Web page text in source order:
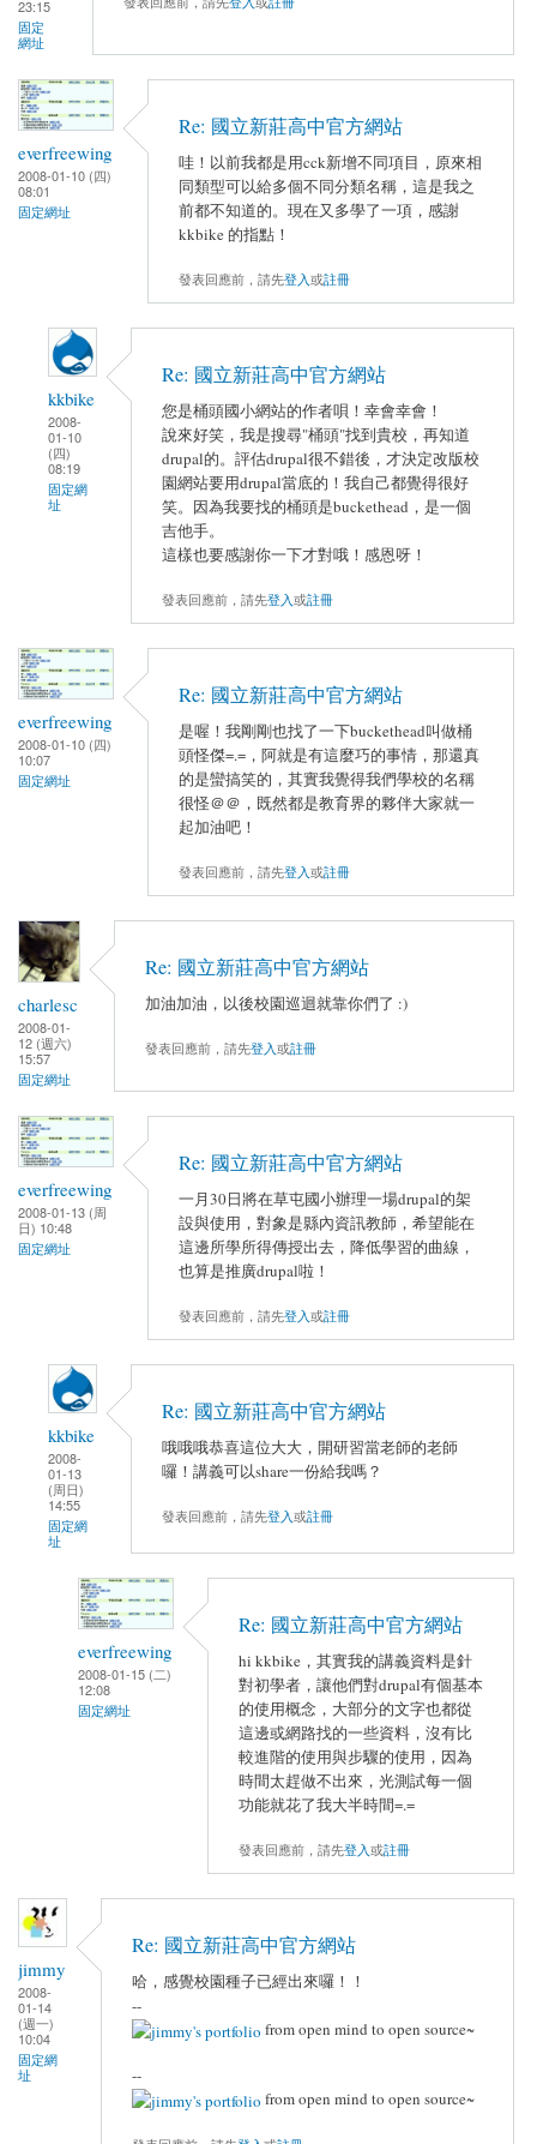
23:15
固定
網址
everfreewing
2008-01-10 (四)
08:01
固定網址
Re: 國立新莊高中官方網站
哇！以前我都是用cck新增不同項目，原來相
同類型可以給多個不同分類名稱，這是我之
前都不知道的。現在又多學了一項，感謝
kkbike 的指點！
發表回應前，請先登入或註冊
kkbike
2008-
01-10
(四)
08:19
固定網
址
Re: 國立新莊高中官方網站
您是桶頭國小網站的作者唄！幸會幸會！
說來好笑，我是搜尋"桶頭"找到貴校，再知道
drupal的。評估drupal很不錯後，才決定改版校
園網站要用drupal當底的！我自己都覺得很好
笑。因為我要找的桶頭是buckethead，是一個
吉他手。
這樣也要感謝你一下才對哦！感恩呀！
發表回應前，請先登入或註冊
everfreewing
2008-01-10 (四)
10:07
固定網址
Re: 國立新莊高中官方網站
是喔！我剛剛也找了一下buckethead叫做桶
頭怪傑=.=，阿就是有這麼巧的事情，那還真
的是蠻搞笑的，其實我覺得我們學校的名稱
很怪＠＠，既然都是教育界的夥伴大家就一
起加油吧！
發表回應前，請先登入或註冊
charlesc
2008-01-
12 (週六)
15:57
固定網址
Re: 國立新莊高中官方網站
加油加油，以後校園巡迴就靠你們了 :)
發表回應前，請先登入或註冊
everfreewing
2008-01-13 (周
日) 10:48
固定網址
Re: 國立新莊高中官方網站
一月30日將在草屯國小辦理一場drupal的架
設與使用，對象是縣內資訊教師，希望能在
這邊所學所得傳授出去，降低學習的曲線，
也算是推廣drupal啦！
發表回應前，請先登入或註冊
kkbike
2008-
01-13
(周日)
14:55
固定網
址
Re: 國立新莊高中官方網站
哦哦哦恭喜這位大大，開研習當老師的老師
囉！講義可以share一份給我嗎？
發表回應前，請先登入或註冊
everfreewing
2008-01-15 (二)
12:08
固定網址
Re: 國立新莊高中官方網站
hi kkbike，其實我的講義資料是針
對初學者，讓他們對drupal有個基本
的使用概念，大部分的文字也都從
這邊或網路找的一些資料，沒有比
較進階的使用與步驟的使用，因為
時間太趕做不出來，光測試每一個
功能就花了我大半時間=.=
發表回應前，請先登入或註冊
jimmy
2008-
01-14
(週一)
10:04
固定網
址
Re: 國立新莊高中官方網站
哈，感覺校園種子已經出來囉！！
--
from open mind to open source~
--
from open mind to open source~